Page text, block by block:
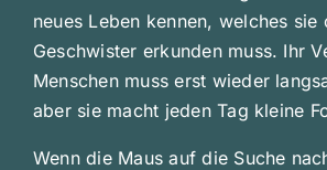
neues Leben kennen, welches sie
Geschwister erkunden muss. Ihr
Menschen muss erst wieder
aber sie macht jeden Tag kleine
Wenn die Maus auf die Suche